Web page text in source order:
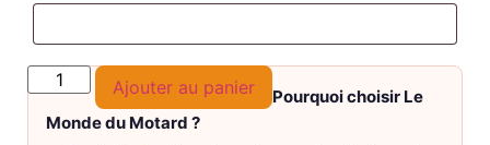
Ajouter au panier
Pourquoi choisir Le
Monde du Motard ?